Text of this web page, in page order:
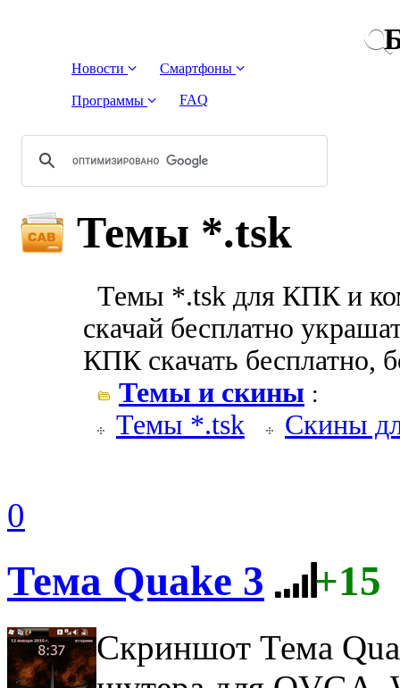
Новости Смартфоны
Программы FAQ
Темы *.tsk
Темы *.tsk для КПК и
скачай бесплатно
КПК скачать бесплатно,
Темы и скины :
Темы *.tsk Скины
0
Тема Quake 3 +15
Скриншот Тема